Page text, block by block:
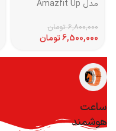
مدل Amazfit Up
6,800,000 تومان
6,500,000تومان
ساعت
هوشمند